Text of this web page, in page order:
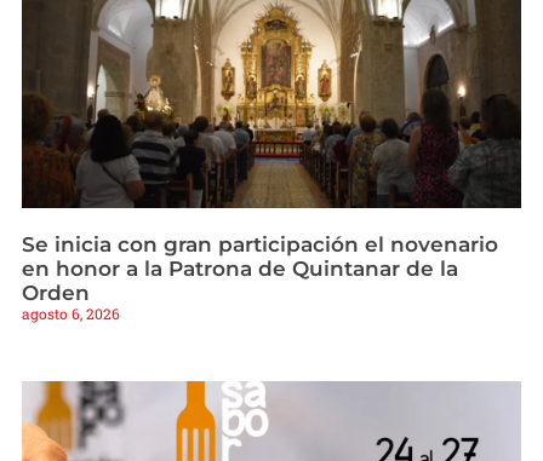
Se inicia con gran participación el novenario
en honor a la Patrona de Quintanar de la
Orden
agosto 6, 2026